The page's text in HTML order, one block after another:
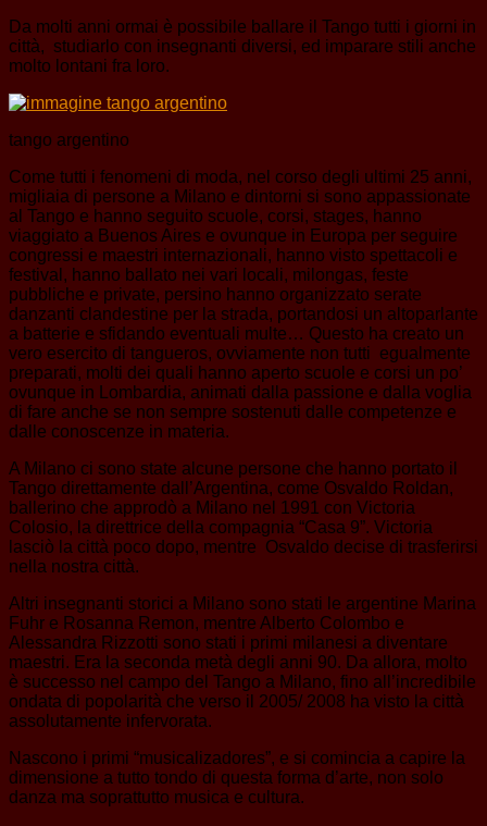
Da molti anni ormai è possibile ballare il Tango tutti i giorni in
città, studiarlo con insegnanti diversi, ed imparare stili anche
molto lontani fra loro.
tango argentino
Come tutti i fenomeni di moda, nel corso degli ultimi 25 anni,
migliaia di persone a Milano e dintorni si sono appassionate
al Tango e hanno seguito scuole, corsi, stages, hanno
viaggiato a Buenos Aires e ovunque in Europa per seguire
congressi e maestri internazionali, hanno visto spettacoli e
festival, hanno ballato nei vari locali, milongas, feste
pubbliche e private, persino hanno organizzato serate
danzanti clandestine per la strada, portandosi un altoparlante
a batterie e sfidando eventuali multe… Questo ha creato un
vero esercito di tangueros, ovviamente non tutti egualmente
preparati, molti dei quali hanno aperto scuole e corsi un po’
ovunque in Lombardia, animati dalla passione e dalla voglia
di fare anche se non sempre sostenuti dalle competenze e
dalle conoscenze in materia.
A Milano ci sono state alcune persone che hanno portato il
Tango direttamente dall’Argentina, come Osvaldo Roldan,
ballerino che approdò a Milano nel 1991 con Victoria
Colosio, la direttrice della compagnia “Casa 9”. Victoria
lasciò la città poco dopo, mentre Osvaldo decise di trasferirsi
nella nostra città.
Altri insegnanti storici a Milano sono stati le argentine Marina
Fuhr e Rosanna Remon, mentre Alberto Colombo e
Alessandra Rizzotti sono stati i primi milanesi a diventare
maestri. Era la seconda metà degli anni 90. Da allora, molto
è successo nel campo del Tango a Milano, fino all’incredibile
ondata di popolarità che verso il 2005/ 2008 ha visto la città
assolutamente infervorata.
Nascono i primi “musicalizadores”, e si comincia a capire la
dimensione a tutto tondo di questa forma d’arte, non solo
danza ma soprattutto musica e cultura.